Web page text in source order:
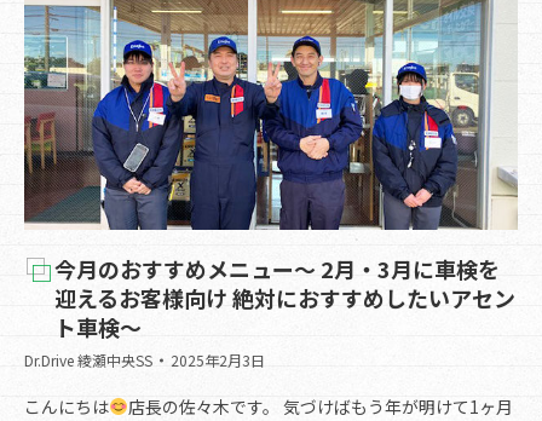
今月のおすすめメニュー～ 2月・3月に車検を
迎えるお客様向け 絶対におすすめしたいアセン
ト車検～
Dr.Drive 綾瀬中央SS 2025年2月3日
こんにちは
店長の佐々木です。 気づけばもう年が明けて1ヶ月